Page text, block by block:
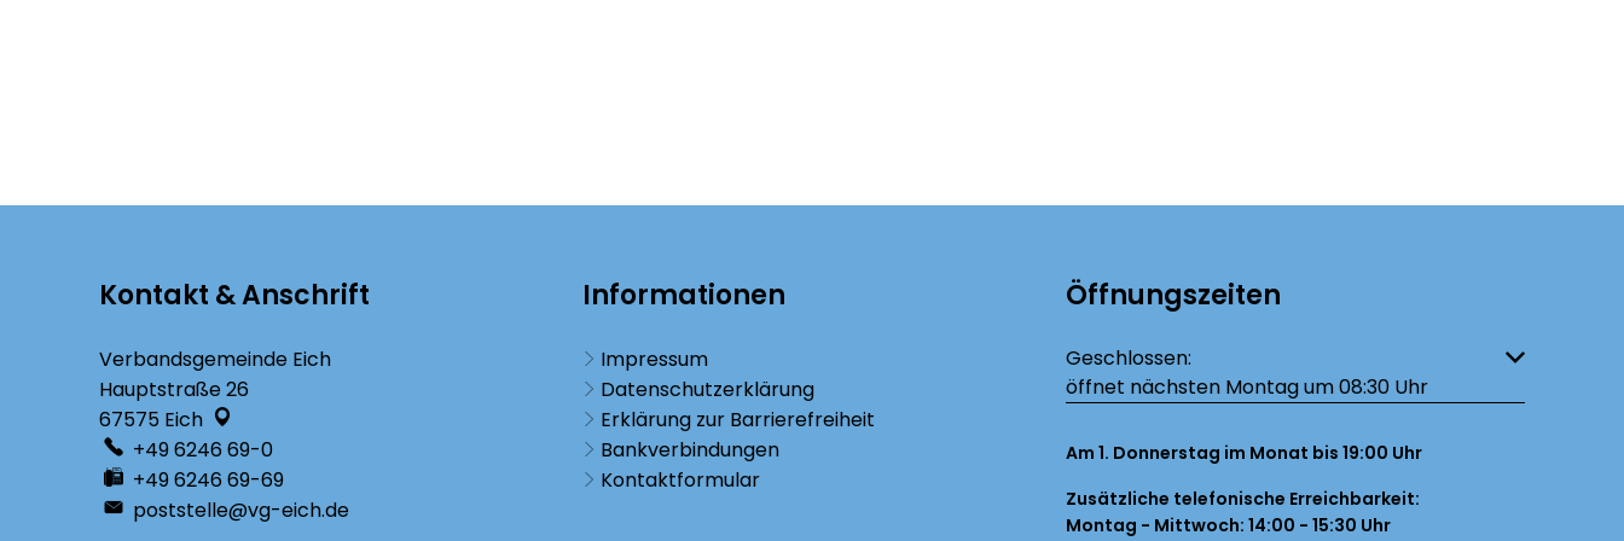
Kontakt & Anschrift
Verbandsgemeinde Eich
Hauptstraße 26
67575 Eich
+49 6246 69-0
+49 6246 69-69
poststelle@vg-eich.de
Informationen
Impressum
Datenschutzerklärung
Erklärung zur Barrierefreiheit
Bankverbindungen
Kontaktformular
Öffnungszeiten
Klicken, um weitere Öffnungs- oder Schließzeiten auszublenden
Geschlossen:
öffnet nächsten Montag um 08:30 Uhr
Am 1. Donnerstag im Monat bis 19:00 Uhr
Zusätzliche telefonische Erreichbarkeit:
Montag - Mittwoch: 14:00 - 15:30 Uhr